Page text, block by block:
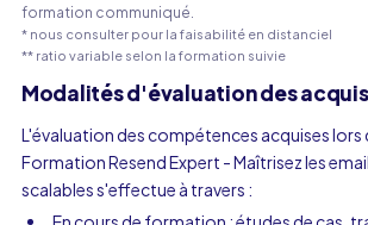
formation communiqué.
* nous consulter pour la faisabilité en distanciel
** ratio variable selon la formation suivie
Modalités d'évaluation des acquis
L'évaluation des compétences acquises
Formation Resend Expert - Maîtrisez les
scalables s'effectue à travers :